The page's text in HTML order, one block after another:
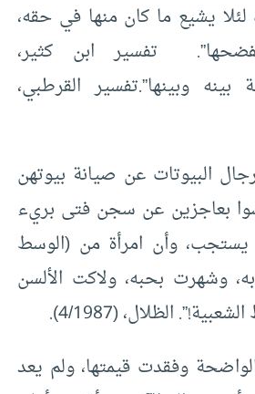
يشيع ما كان منها في حقه،
تفسير ابن كثير،
بينه وبينها”.تفسير القرطبي،
البيوتات عن صيانة بيوتهن
بعاجزين عن سجن فتى بريء
وأن امرأة من (الوسط
وشهرت بحبه، ولاكت الألسن
الظلال، (4/1987).
وفقدت قيمتها، ولم يعد